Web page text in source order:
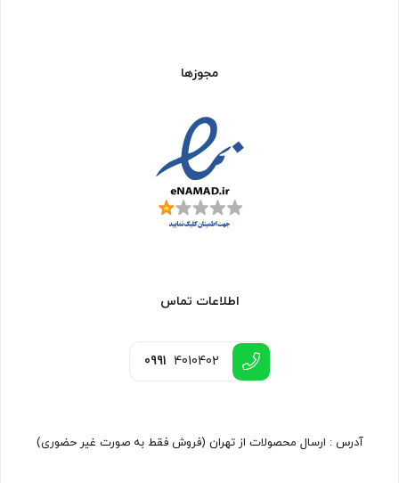
مجوزها
اطلاعات تماس
0991 4010402
آدرس : ارسال محصولات از تهران (فروش فقط به صورت غیر حضوری)